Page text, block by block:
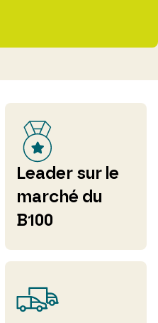
Leader sur le
marché du
B100